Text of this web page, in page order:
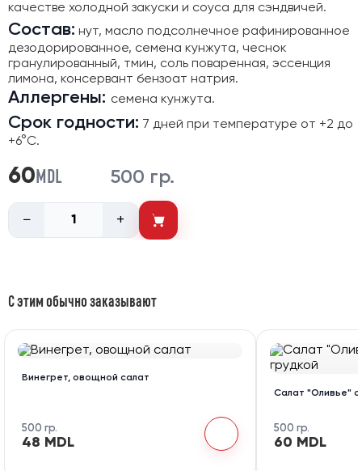
качестве холодной закуски и соуса для сэндвичей.
Состав: нут, масло подсолнечное рафинированное
дезодорированное, семена кунжута, чеснок
гранулированный, тмин, соль поваренная, эссенция
лимона, консервант бензоат натрия.
Аллергены: семена кунжута.
Срок годности: 7 дней при температуре от +2 до
+6°C.
60MDL 500 гр.
− +
С этим обычно заказывают
Винегрет, овощной салат
500 гр.
48 MDL
Салат "Оливье" с
500 гр.
60 MDL